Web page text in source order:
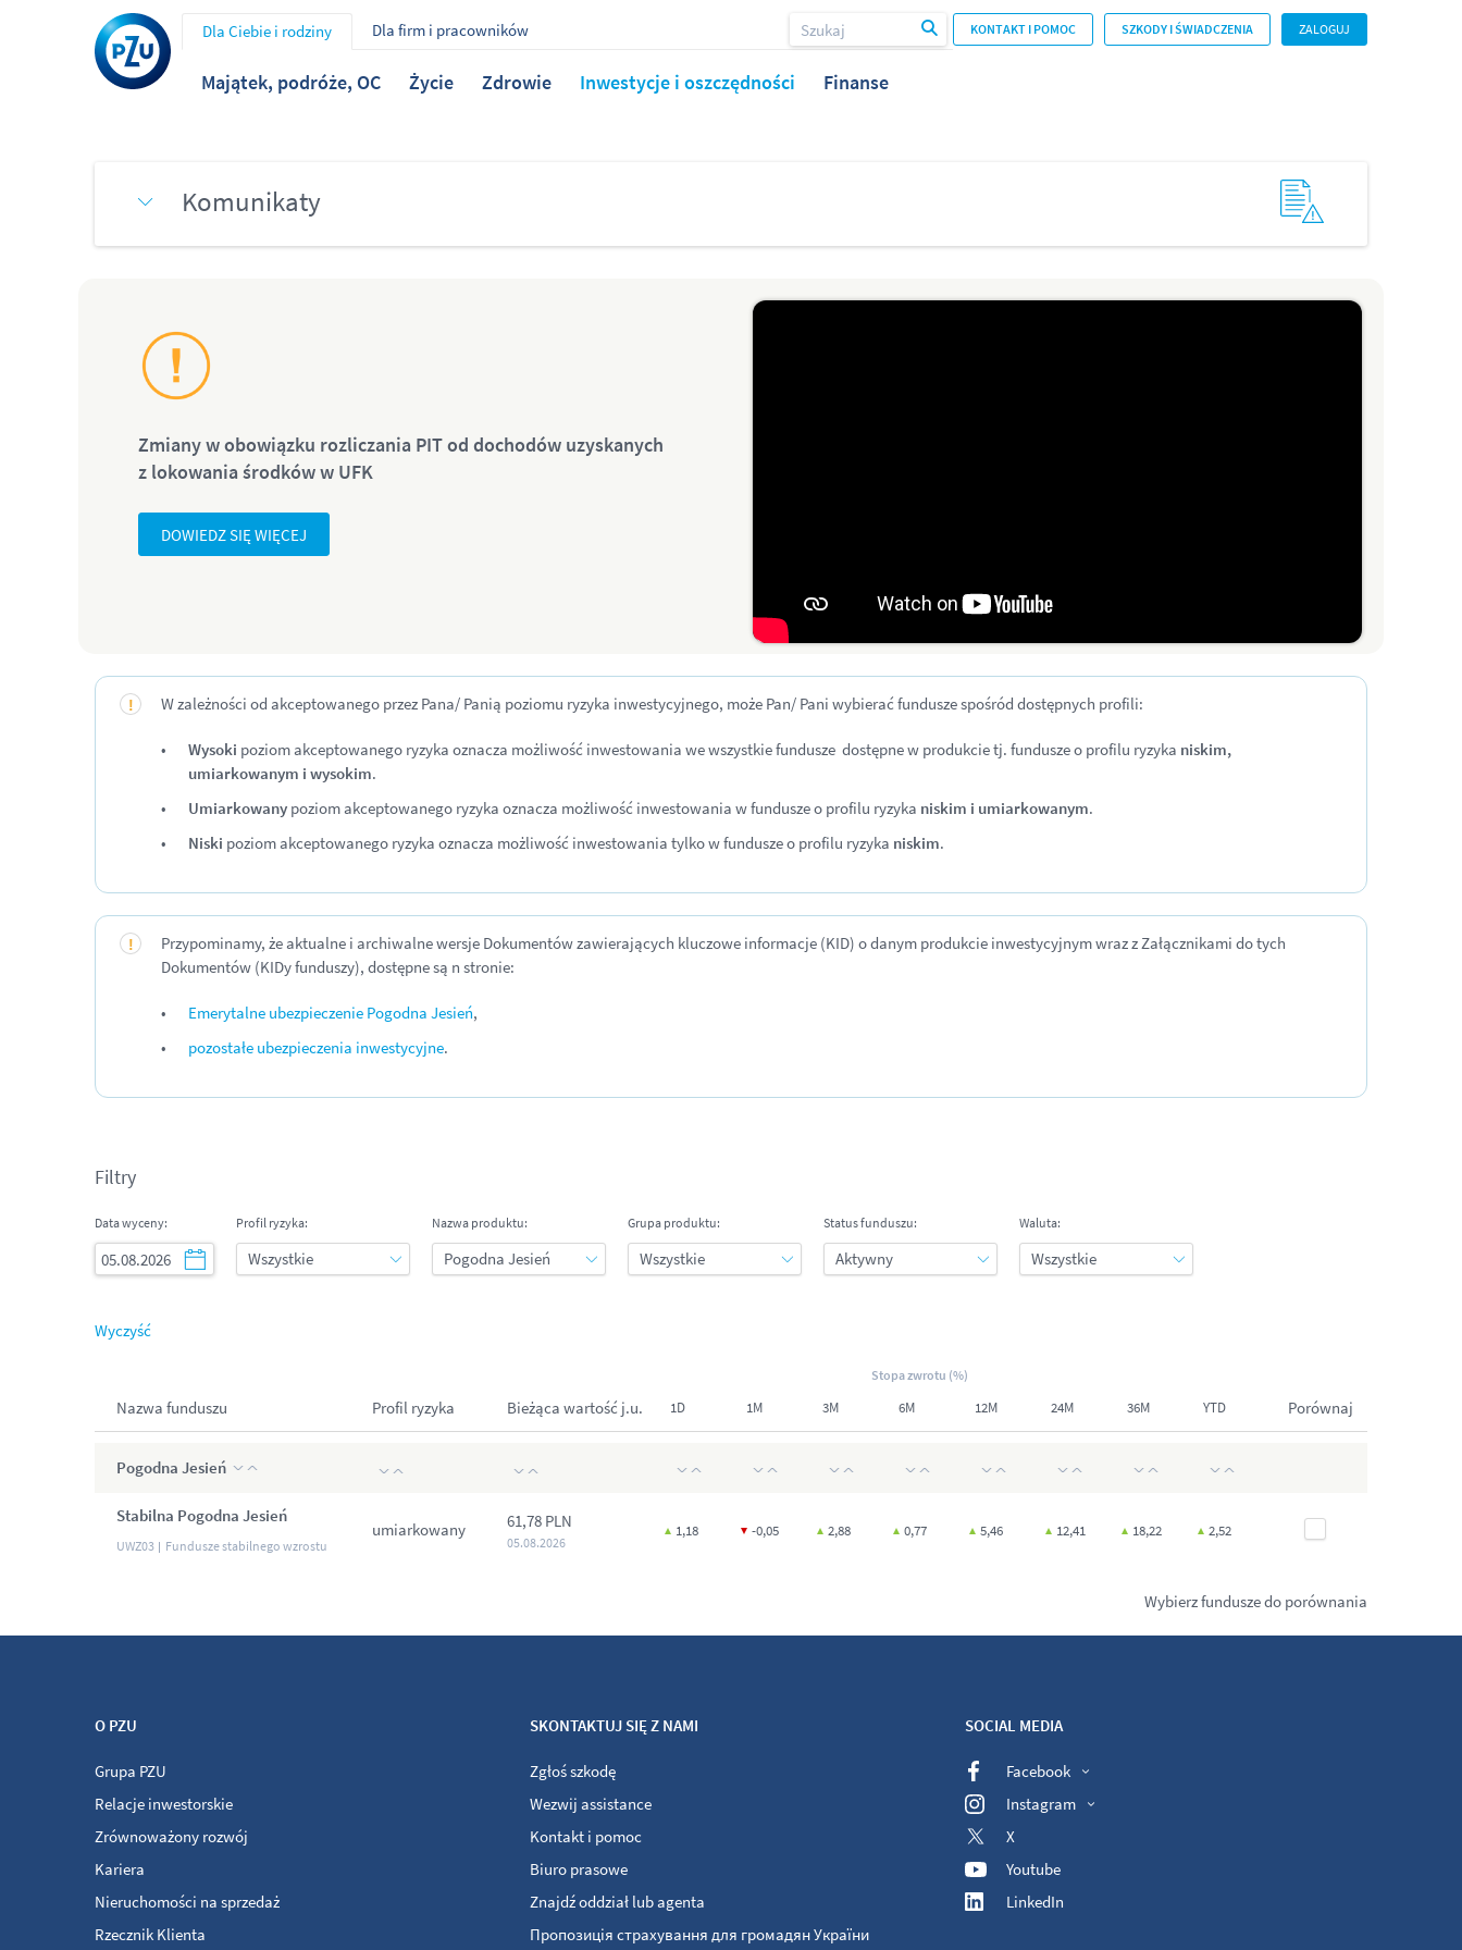
Dla Ciebie i rodziny Dla firm i pracowników
Majątek, podróże, OC Życie Zdrowie Inwestycje i oszczędności Finanse
KONTAKT I POMOC SZKODY I ŚWIADCZENIA ZALOGUJ
Komunikaty
Zmiany w obowiązku rozliczania PIT od dochodów uzyskanych
z lokowania środków w UFK
DOWIEDZ SIĘ WIĘCEJ
W zależności od akceptowanego przez Pana/ Panią poziomu ryzyka inwestycyjnego, może Pan/ Pani wybierać fundusze spośród dostępnych profili:
Wysoki poziom akceptowanego ryzyka oznacza możliwość inwestowania we wszystkie fundusze dostępne w produkcie tj. fundusze o profilu ryzyka niskim,
umiarkowanym i wysokim.
Umiarkowany poziom akceptowanego ryzyka oznacza możliwość inwestowania w fundusze o profilu ryzyka niskim i umiarkowanym.
Niski poziom akceptowanego ryzyka oznacza możliwość inwestowania tylko w fundusze o profilu ryzyka niskim.
Przypominamy, że aktualne i archiwalne wersje Dokumentów zawierających kluczowe informacje (KID) o danym produkcie inwestycyjnym wraz z Załącznikami do tych
Dokumentów (KIDy funduszy), dostępne są n stronie:
Emerytalne ubezpieczenie Pogodna Jesień,
pozostałe ubezpieczenia inwestycyjne.
Filtry
Data wyceny: Profil ryzyka: Nazwa produktu: Grupa produktu: Status funduszu: Waluta:
Wyczyść
Stopa zwrotu (%)
Nazwa funduszu Profil ryzyka Bieżąca wartość j.u. 1D 1M 3M 6M 12M 24M 36M YTD Porównaj
Pogodna Jesień
Stabilna Pogodna Jesień
UWZ03 Fundusze stabilnego wzrostu
umiarkowany 61,78 PLN
05.08.2026
1,18 -0,05 2,88 0,77 5,46 12,41 18,22 2,52
Wybierz fundusze do porównania
O PZU
Grupa PZU
Relacje inwestorskie
Zrównoważony rozwój
Kariera
Nieruchomości na sprzedaż
Rzecznik Klienta
SKONTAKTUJ SIĘ Z NAMI
Zgłoś szkodę
Wezwij assistance
Kontakt i pomoc
Biuro prasowe
Znajdź oddział lub agenta
Пропозиція страхування для громадян України
SOCIAL MEDIA
Facebook
Instagram
X
Youtube
LinkedIn